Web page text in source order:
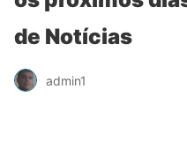
de Notícias
admin1